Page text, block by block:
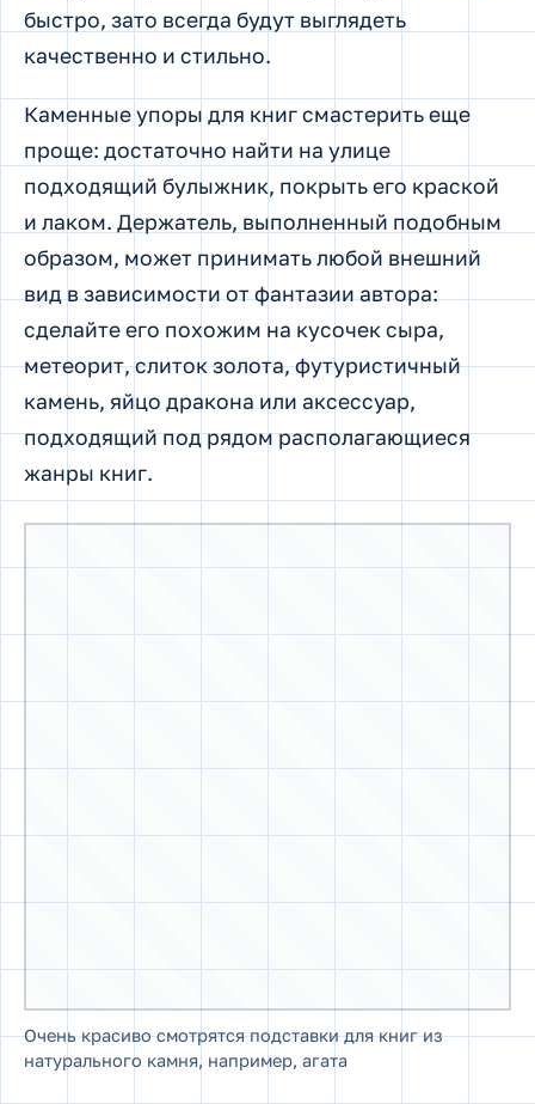
метеорит, слиток золота, футуристичный
камень, яйцо дракона или аксессуар,
жанры книг.
Очень красиво смотрятся подставки для книг из
натурального камня, например, агата
50 идей дизайнерских
телесериала «Игра престолов»)